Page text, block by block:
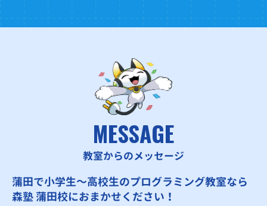
MESSAGE
教室からのメッセージ
蒲田で小学生～高校生のプログラミング教室なら
森塾 蒲田校におまかせください！